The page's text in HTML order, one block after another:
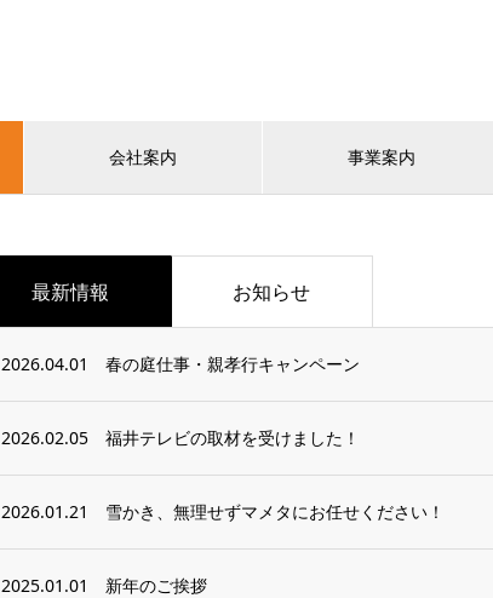
会社案内 事業案内
最新情報 お知らせ
2026.04.01 春の庭仕事・親孝行キャンペーン
2026.02.05 福井テレビの取材を受けました！
2026.01.21 雪かき、無理せずマメタにお任せください！
2025.01.01 新年のご挨拶